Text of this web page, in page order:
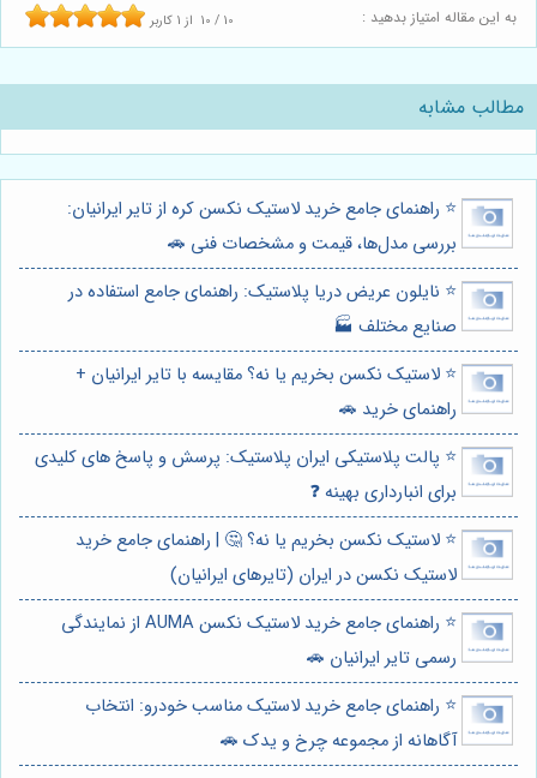
به این مقاله امتیاز بدهید : 10 / 10 از 1 کاربر
مطالب مشابه
⭐️ راهنمای جامع خرید لاستیک نکسن کره از تایر ایرانیان:
بررسی مدل‌ها، قیمت و مشخصات فنی 🚗
⭐️ نایلون عریض دریا پلاستیک: راهنمای جامع استفاده در
صنایع مختلف 🏭
⭐️ لاستیک نکسن بخریم یا نه؟ مقایسه با تایر ایرانیان +
راهنمای خرید 🚗
⭐️ پالت پلاستیکی ایران پلاستیک: پرسش و پاسخ های کلیدی
برای انبارداری بهینه ❓
⭐️ لاستیک نکسن بخریم یا نه؟ 🤔 | راهنمای جامع خرید
لاستیک نکسن در ایران (تایرهای ایرانیان)
⭐️ راهنمای جامع خرید لاستیک نکسن AUMA از نمایندگی
رسمی تایر ایرانیان 🚗
⭐️ راهنمای جامع خرید لاستیک مناسب خودرو: انتخاب
آگاهانه از مجموعه چرخ و یدک 🚗